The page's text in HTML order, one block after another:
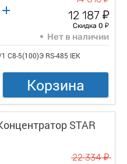
12 187 у
Скидка 0 у
Нет в наличии
С8-5(100)Э RS-485 IEK
Корзина
STAR
22 334у